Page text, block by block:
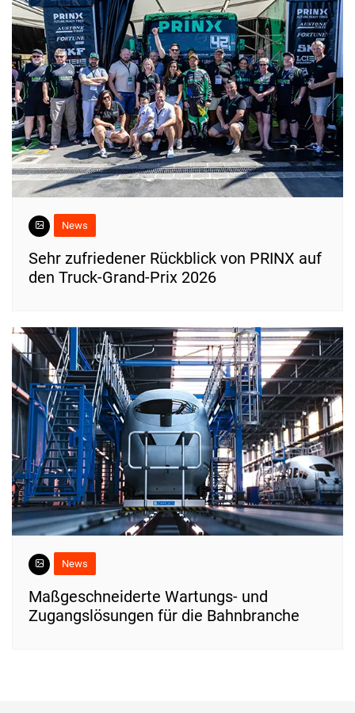
News
Sehr zufriedener Rückblick von PRINX auf
den Truck-Grand-Prix 2026
News
Maßgeschneiderte Wartungs- und
Zugangslösungen für die Bahnbranche